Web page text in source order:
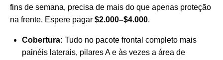
fins de semana, precisa de mais do que apenas proteção
na frente. Espere pagar $2.000–$4.000.
Cobertura: Tudo no pacote frontal completo mais
painéis laterais, pilares A e às vezes a área de